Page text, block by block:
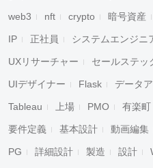
web3 nft crypto 暗号資産
IP 正社員 システムエンジニ
UXリサーチャー セールステッ
UIデザイナー Flask データ
Tableau 上場 PMO 有楽町
要件定義 基本設計 動画編集
PG 詳細設計 製造 設計